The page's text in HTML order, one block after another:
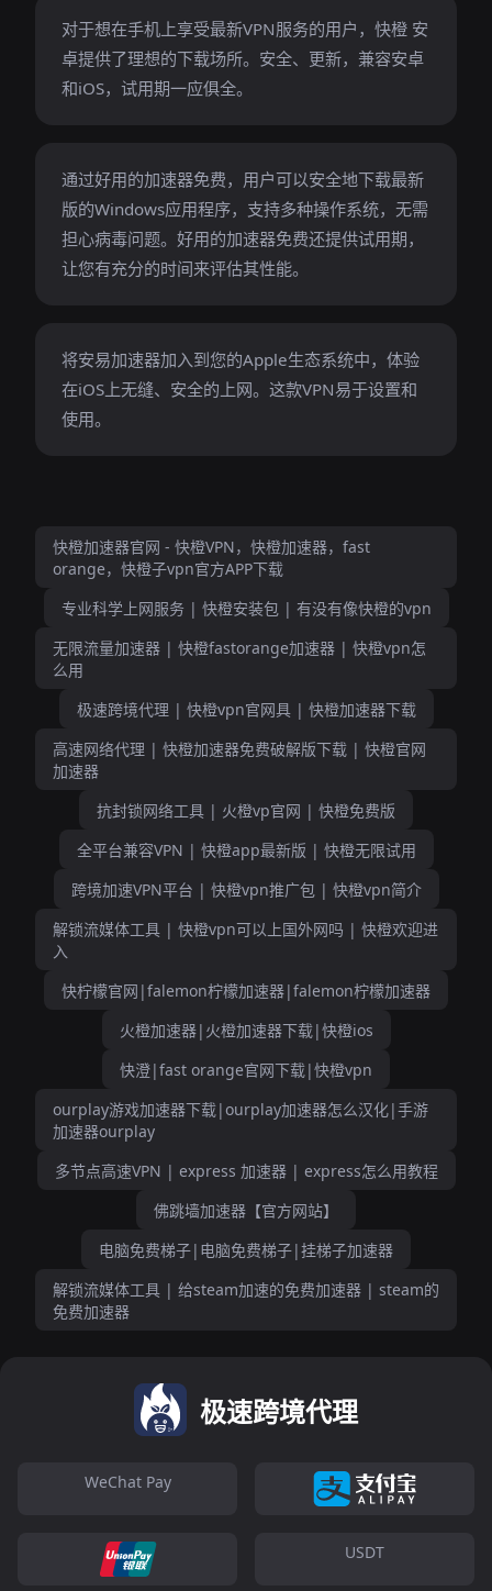
对于想在手机上享受最新VPN服务的用户，快橙 安
卓提供了理想的下载场所。安全、更新，兼容安卓
和iOS，试用期一应俱全。
通过好用的加速器免费，用户可以安全地下载最新
版的Windows应用程序，支持多种操作系统，无需
担心病毒问题。好用的加速器免费还提供试用期，
让您有充分的时间来评估其性能。
将安易加速器加入到您的Apple生态系统中，体验
在iOS上无缝、安全的上网。这款VPN易于设置和
使用。
快橙加速器官网 - 快橙VPN，快橙加速器，fast
orange，快橙子vpn官方APP下载
专业科学上网服务 | 快橙安装包 | 有没有像快橙的vpn
无限流量加速器 | 快橙fastorange加速器 | 快橙vpn怎
么用
极速跨境代理 | 快橙vpn官网具 | 快橙加速器下载
高速网络代理 | 快橙加速器免费破解版下载 | 快橙官网
加速器
抗封锁网络工具 | 火橙vp官网 | 快橙免费版
全平台兼容VPN | 快橙app最新版 | 快橙无限试用
跨境加速VPN平台 | 快橙vpn推广包 | 快橙vpn简介
解锁流媒体工具 | 快橙vpn可以上国外网吗 | 快橙欢迎进
入
快柠檬官网|falemon柠檬加速器|falemon柠檬加速器
火橙加速器|火橙加速器下载|快橙ios
快澄|fast orange官网下载|快橙vpn
ourplay游戏加速器下载|ourplay加速器怎么汉化|手游
加速器ourplay
多节点高速VPN | express 加速器 | express怎么用教程
佛跳墙加速器【官方网站】
电脑免费梯子|电脑免费梯子|挂梯子加速器
解锁流媒体工具 | 给steam加速的免费加速器 | steam的
免费加速器
极速跨境代理
WeChat Pay
USDT